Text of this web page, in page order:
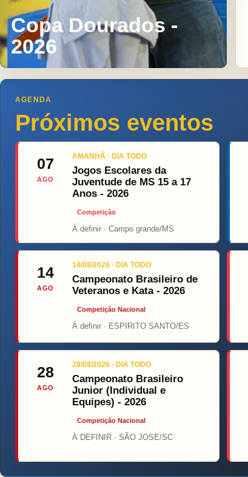
25/07/2026
Copa Dourados -
2026
AGENDA
Próximos eventos
07
AGO
AMANHÃ · DIA TODO
Jogos Escolares da
Juventude de MS 15 a 17
Anos - 2026
Competição
Á definir · Campo grande/MS
14
AGO
14/08/2026 · DIA TODO
Campeonato Brasileiro de
Veteranos e Kata - 2026
Competição Nacional
Á definir · ESPIRITO SANTO/ES
28
AGO
28/08/2026 · DIA TODO
Campeonato Brasileiro
Junior (Individual e
Equipes) - 2026
Competição Nacional
À DEFINIR · SÃO JOSE/SC